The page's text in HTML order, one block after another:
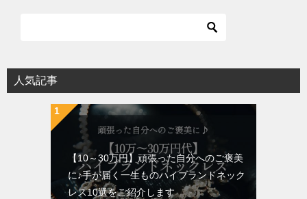
人気記事
【10～30万円】頑張った自分へのご褒美
に♪手が届く一生ものハイブランドネック
レス10選をご紹介します